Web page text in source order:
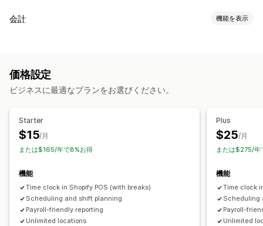
POS
リアルタイム同期
スタッフ管理
人件費
給与支払
会計 機能を表示
財務運営
価格設定
ビジネスに最適なプランをお選びください。
Starter
$15/月
または$165/年で8%お得
機能
Time clock in Shopify POS (with breaks)
Scheduling and shift planning
Payroll-friendly reporting
Unlimited locations
Plus
$25/月
または$275/年
機能
Time clock
Scheduling
Payroll-
Unlimited